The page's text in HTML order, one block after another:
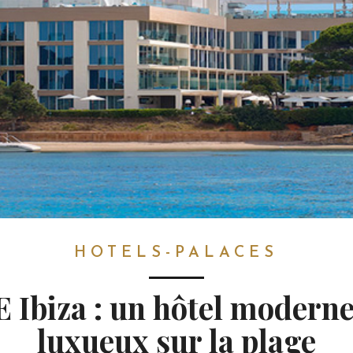
HOTELS-PALACES
Ibiza : un hôtel
luxueux sur la plage